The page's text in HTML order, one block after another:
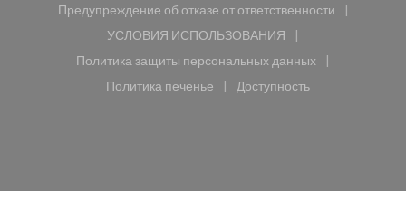
Предупреждение об отказе от ответственности
((открывается в новом окне))
УСЛОВИЯ ИСПОЛЬЗОВАНИЯ
((открывается в новом окне))
Политика защиты персональных данных
((открывается в новом окне))
Политика печенье
((открывается в новом окне))
Доступность